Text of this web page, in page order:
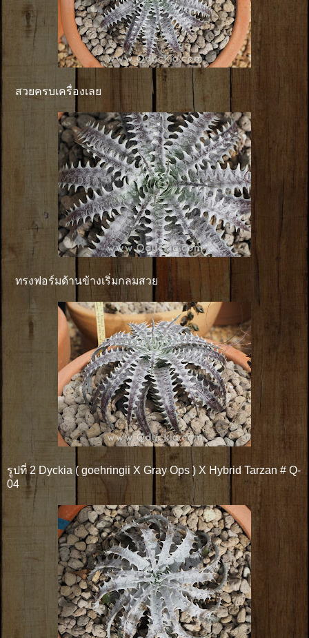
สวยครบเครื่องเลย
ทรงฟอร์มด้านข้างเริ่มกลมสวย
รูปที่ 2 Dyckia ( goehringii X Gray Ops ) X Hybrid Tarzan # Q-
04